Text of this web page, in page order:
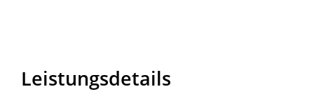
Leistungsdetails